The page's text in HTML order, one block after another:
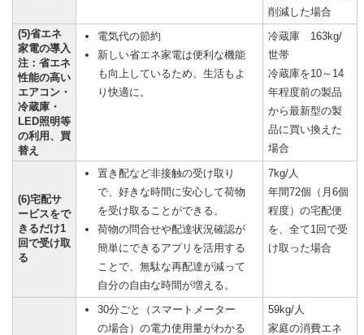
削減した場合
(5)省エネ
家電の導入
注：省エネ
性能の高い
エアコン・
冷蔵庫・
LED照明等
の利用、買
替え
電気代の節約
新しい省エネ家電は便利な機能
も向上しているため、生活もよ
り快適に。
冷蔵庫 163kg/
世帯
冷蔵庫を10～14
年程度前の製品
から最新型の製
品に買い換えた
場合
(6)宅配サ
ービスをで
きるだけ1
回で受け取
る
置き配など非接触の受け取り
で、好きな時間に安心して荷物
を受け取ることができる。
荷物の問合せや配達状況確認が
簡単にできるアプリを活用する
ことで、無駄な再配達が減って
自分の自由な時間が増える。
7kg/人
年間72個（月6個
程度）の宅配便
を、全て1回で受
け取った場合
30分ごと（スマートメーター
の場合）の電力使用量がわかる
59kg/人
家庭の消費エネ